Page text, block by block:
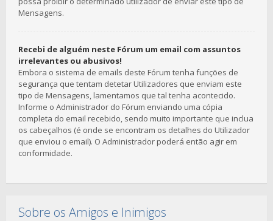
Mensagens.
Recebi de alguém neste Fórum um email com assuntos
irrelevantes ou abusivos!
Embora o sistema de emails deste Fórum tenha funções de
segurança que tentam detetar Utilizadores que enviam este
tipo de Mensagens, lamentamos que tal tenha acontecido.
Informe o Administrador do Fórum enviando uma cópia
completa do email recebido, sendo muito importante que inclua
os cabeçalhos (é onde se encontram os detalhes do Utilizador
que enviou o email). O Administrador poderá então agir em
conformidade.
Sobre os Amigos e Inimigos